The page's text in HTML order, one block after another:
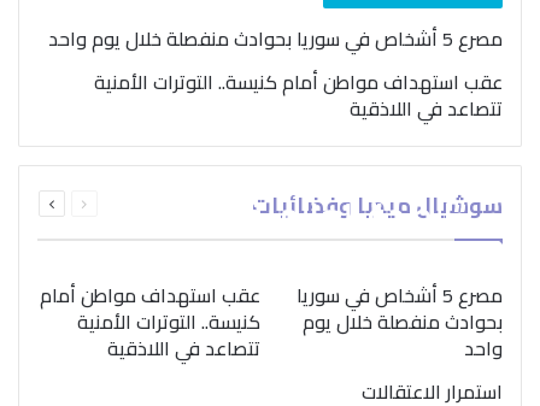
مصرع 5 أشخاص في سوريا بحوادث منفصلة خلال يوم واحد
عقب استهداف مواطن أمام كنيسة.. التوترات الأمنية
تتصاعد في اللاذقية
سوشيال ميديا وفضائيات الصفحةالصفحة
بمناسبة اليوم الدولي..
“الصحة العالمية” تؤكد
ضرورة اتباع نهج متكامل
لمواجهة إدمان المخدرات
مصرع 5 أشخاص في سوريا
بحوادث منفصلة خلال يوم
واحد
عقب استهداف مواطن أمام
كنيسة.. التوترات الأمنية
تتصاعد في اللاذقية
استمرار الاعتقالات